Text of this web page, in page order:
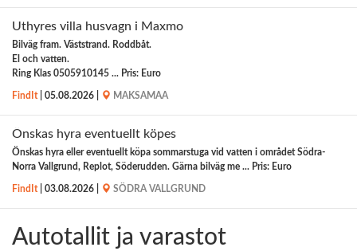
Uthyres villa husvagn i Maxmo
Bilväg fram. Väststrand. Roddbåt.
El och vatten.
Ring Klas 0505910145 ... Pris: Euro
FindIt| 05.08.2026 MAKSAMAA
Önskas hyra eventuellt köpes
Önskas hyra eller eventuellt köpa sommarstuga vid vatten i området Södra-
Norra Vallgrund, Replot, Söderudden. Gärna bilväg me ... Pris: Euro
FindIt| 03.08.2026 SÖDRA VALLGRUND
Autotallit ja varastot